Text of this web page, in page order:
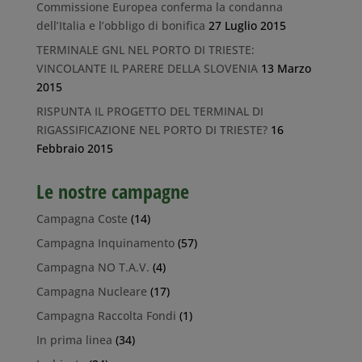
Commissione Europea conferma la condanna
dell’Italia e l’obbligo di bonifica 27 Luglio 2015
TERMINALE GNL NEL PORTO DI TRIESTE:
VINCOLANTE IL PARERE DELLA SLOVENIA 13 Marzo
2015
RISPUNTA IL PROGETTO DEL TERMINAL DI
RIGASSIFICAZIONE NEL PORTO DI TRIESTE? 16
Febbraio 2015
Le nostre campagne
Campagna Coste (14)
Campagna Inquinamento(57)
Campagna NO T.A.V. (4)
Campagna Nucleare (17)
Campagna Raccolta Fondi (1)
In prima linea (34)